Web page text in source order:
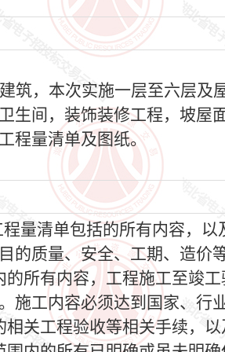
筑，本次实施一层至六层及
生间，装饰装修工程，坡屋
程量清单及图纸。
量清单包括的所有内容，
的质量、安全、工期、造价
所有内容，工程施工至竣
施工内容必须达到国家、行
关工程验收等相关手续，